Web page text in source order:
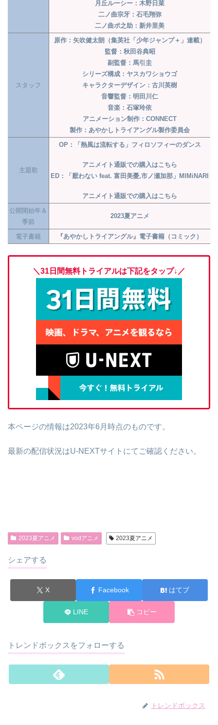
月丘ルーシー：木野日菜
二ノ曲宗牙：石毛翔弥
二ノ曲ポ之助：新井里美
スタッフ
原作：矢吹健太朗（集英社「少年ジャンプ＋」連載）
監督：秋田谷典昭
副監督：馬引圭
シリーズ構成：ヤスカワショウゴ
キャラクターデザイン：古川英樹
音響監督：明田川仁
音楽：石塚玲依
アニメーション制作：CONNECT
製作：あやかしトライアングル製作委員会
主題歌
OP：「熱風は流転する」フィロソフィーのダンス
アニメイト通販での購入はこちら
ED：「厭わない feat. 富田美憂,市ノ瀬加那」MIMiNARI
アニメイト通販での購入はこちら
公開開始年＆
季節
2023夏アニメ
電子書籍 『あやかしトライアングル』電子書籍（コミック）
＼31日間無料トライアルは下記をタップ↓ ／
本ページの情報は2023年6月時点のものです。
最新の配信状況はU-NEXTサイトにてご確認ください。
2023夏アニメ vodアニメ 2023夏アニメ
シェアする
X Facebook はてブ
LINE コピー
トレンドボックスをフォローする
トレンドボックス